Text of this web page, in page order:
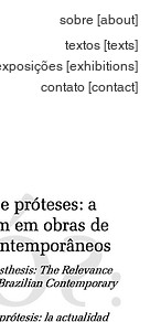
sobre [about]
textos [texts]
[exhibitions]
contato [contact]